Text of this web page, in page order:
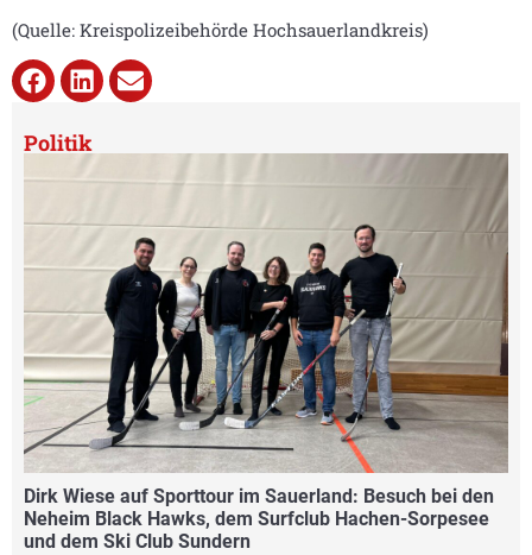
(Quelle: Kreispolizeibehörde Hochsauerlandkreis)
Politik
Dirk Wiese auf Sporttour im Sauerland: Besuch bei den
Neheim Black Hawks, dem Surfclub Hachen-Sorpesee
und dem Ski Club Sundern